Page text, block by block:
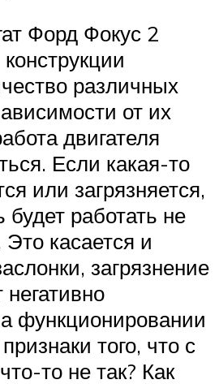
Форд Фокус 2
различных
от их
двигателя
Если какая-то
или загрязняется,
работать не
Это касается и
загрязнение
функционировании
того, что с
то не так? Как